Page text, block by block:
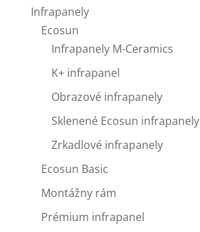
Infrapanely
Ecosun
Infrapanely M-Ceramics
K+ infrapanel
Obrazové infrapanely
Sklenené Ecosun infrapanely
Zrkadlové infrapanely
Ecosun Basic
Montážny rám
Prémium infrapanel